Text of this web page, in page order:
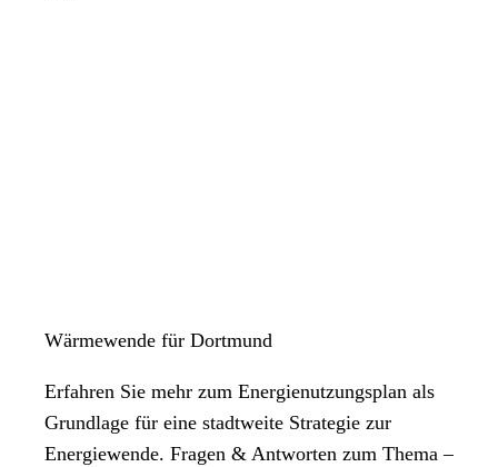
Wärmewende für Dortmund
Erfahren Sie mehr zum Energienutzungsplan als
Grundlage für eine stadtweite Strategie zur
Energiewende. Fragen & Antworten zum Thema –